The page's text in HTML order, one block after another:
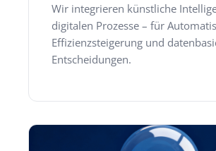
Wir integrieren künstliche
digitalen Prozesse – für
Effizienzsteigerung und
Entscheidungen.